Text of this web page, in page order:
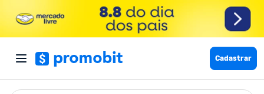
Cadastrar